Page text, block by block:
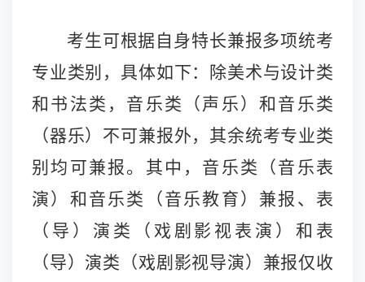
考生可根据自身特长兼报多项统考
专业类别，具体如下：除美术与设计类
和书法类，音乐类（声乐）和音乐类
（器乐）不可兼报外，其余统考专业类
别均可兼报。其中，音乐类（音乐表
演）和音乐类（音乐教育）兼报、表
（导）演类（戏剧影视表演）和表
（导）演类（戏剧影视导演）兼报仅收